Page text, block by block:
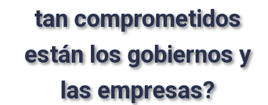
tan comprometidos
están los gobiernos y
las empresas?